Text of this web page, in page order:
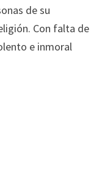
de su
Con falta de
e inmoral